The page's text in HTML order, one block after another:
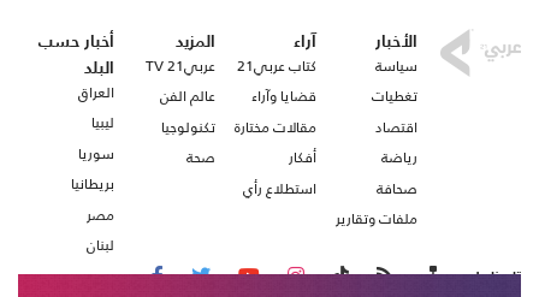
الأخبار
سياسة
تغطيات
اقتصاد
رياضة
صحافة
ملفات وتقارير
آراء
كتاب عربي21
قضايا وآراء
مقالات مختارة
أفكار
استطلاع رأي
المزيد
عربي21 TV
عالم الفن
تكنولوجيا
صحة
أخبار حسب
البلد
العراق
ليبيا
سوريا
بريطانيا
مصر
لبنان
تابعنا على